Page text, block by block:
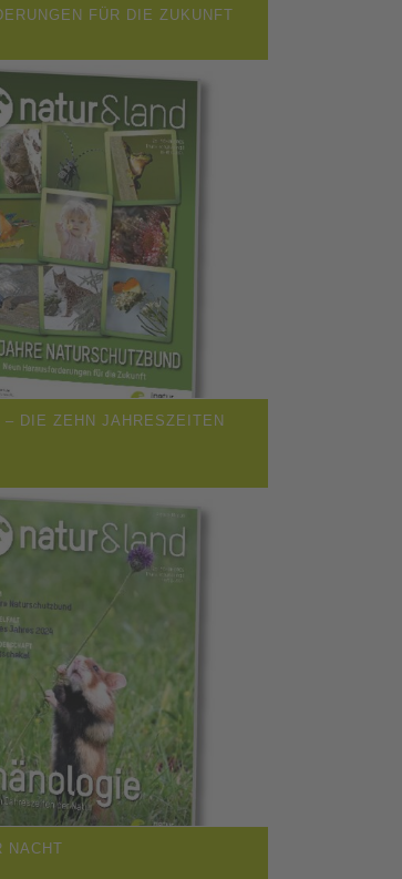
FÜR DIE ZUKUNFT
– DIE ZEHN JAHRESZEITEN
NACHT